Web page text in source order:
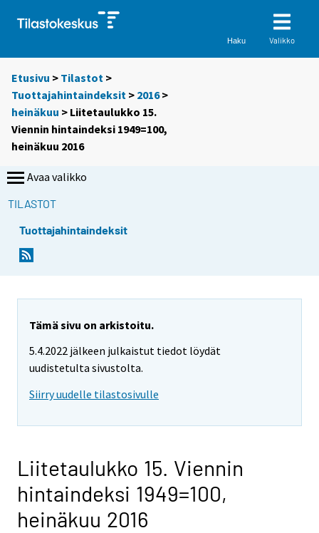
Haku Valikko
Etusivu > Tilastot >
Tuottajahintaindeksit > 2016>
heinäkuu > Liitetaulukko 15.
Viennin hintaindeksi 1949=100,
heinäkuu 2016
Avaa valikko
TILASTOT
Tuottajahintaindeksit
Tämä sivu on arkistoitu.
5.4.2022 jälkeen julkaistut tiedot löydät
uudistetulta sivustolta.
Siirry uudelle tilastosivulle
Liitetaulukko 15. Viennin
hintaindeksi 1949=100,
heinäkuu 2016